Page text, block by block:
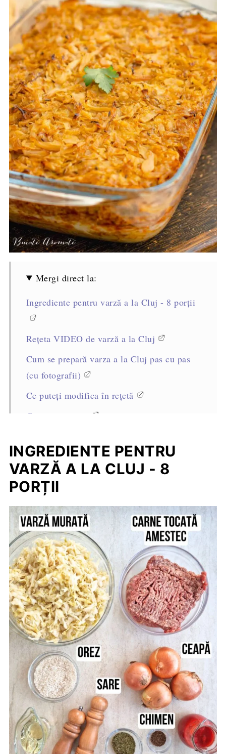
Mergi direct la:
Ingrediente pentru varză a la Cluj - 8 porții
Rețeta VIDEO de varză a la Cluj
Cum se prepară varza a la Cluj pas cu pas
(cu fotografii)
Ce puteți modifica în rețetă
Cum se servește
Sfaturi Profesioniste pentru reușita rețetei
Întrebări frecvente
Rețete asemănătoare
Rețeta completă, cantități și mod de
preparare
INGREDIENTE PENTRU
VARZĂ A LA CLUJ - 8
PORȚII